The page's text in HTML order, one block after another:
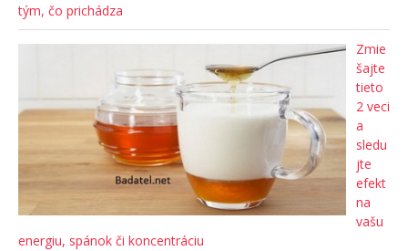
tým, čo prichádza
Zmie
šajte
tieto
2 veci
a
sledu
jte
efekt
na
vašu
energiu, spánok či koncentráciu